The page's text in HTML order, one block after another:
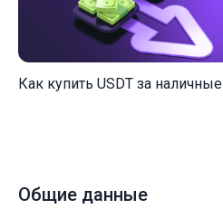
Как купить USDT за наличные
Общие данные